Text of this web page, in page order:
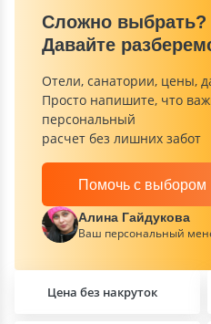
Сложно выбрать?
Давайте
Отели, санатории, цены,
Просто напишите, что
персональный
расчет без лишних забот
Помочь с выбором
Алина Гайдукова
Ваш персональный
Цена без накруток